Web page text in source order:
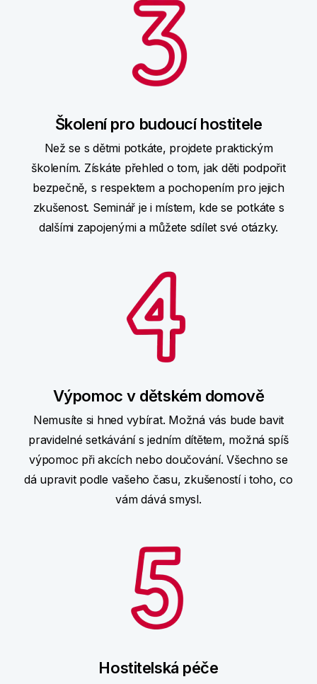
Školení pro budoucí hostitele
Než se s dětmi potkáte, projdete praktickým
školením. Získáte přehled o tom, jak děti podpořit
bezpečně, s respektem a pochopením pro jejich
zkušenost. Seminář je i místem, kde se potkáte s
dalšími zapojenými a můžete sdílet své otázky.
Výpomoc v dětském domově
Nemusíte si hned vybírat. Možná vás bude bavit
pravidelné setkávání s jedním dítětem, možná spíš
výpomoc při akcích nebo doučování. Všechno se
dá upravit podle vašeho času, zkušeností i toho, co
vám dává smysl.
Hostitelská péče